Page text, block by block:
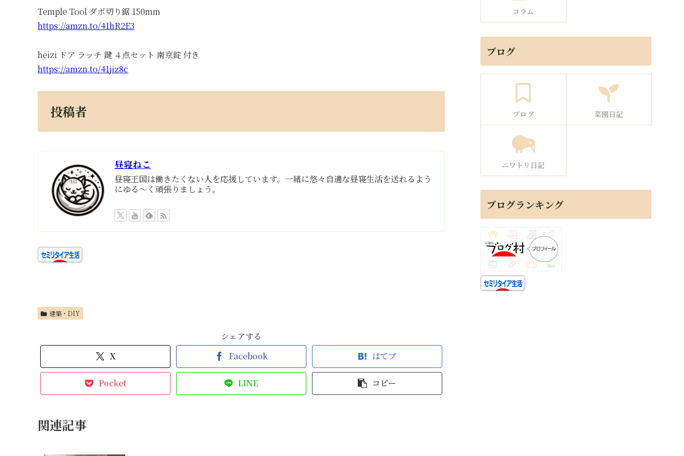
Temple Tool ダボ切り鋸 150mm
https://amzn.to/41hR2E3
heizi ドア ラッチ 鍵 ４点セット 南京錠 付き
https://amzn.to/41jiz8c
投稿者
昼寝ねこ
昼寝王国は働きたくない人を応援しています。一緒に悠々自適な昼寝生活を送れるよう
にゆる～く頑張りましょう。
建築・DIY
シェアする
X
Facebook はてブ
Pocket LINE コピー
関連記事
コラム
ブログ
ブログ 菜園日記
ニワトリ日記
ブログランキング